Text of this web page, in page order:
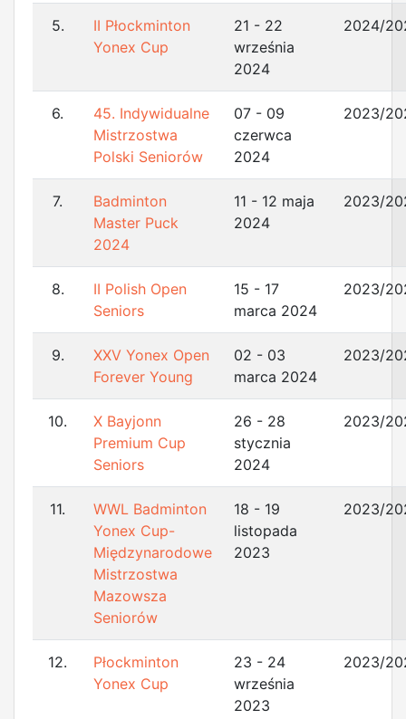
5.
II Płockminton
Yonex Cup
21 - 22
września
2024
2024/
6.
45. Indywidualne
Mistrzostwa
Polski Seniorów
07 - 09
czerwca
2024
2023/
7.
Badminton
Master Puck
2024
11 - 12 maja
2024
2023/
8.
II Polish Open
Seniors
15 - 17
marca 2024
2023/
9.
XXV Yonex Open
Forever Young
02 - 03
marca 2024
2023/
10.
X Bayjonn
Premium Cup
Seniors
26 - 28
stycznia
2024
2023/
11.
WWL Badminton
Yonex Cup-
Międzynarodowe
Mistrzostwa
Mazowsza
Seniorów
18 - 19
listopada
2023
2023/
12.
Płockminton
Yonex Cup
23 - 24
września
2023
2023/